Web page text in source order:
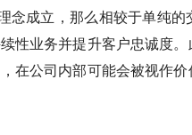
念成立，那么相较于单纯
性业务并提升客户忠诚度
在公司内部可能会被视作